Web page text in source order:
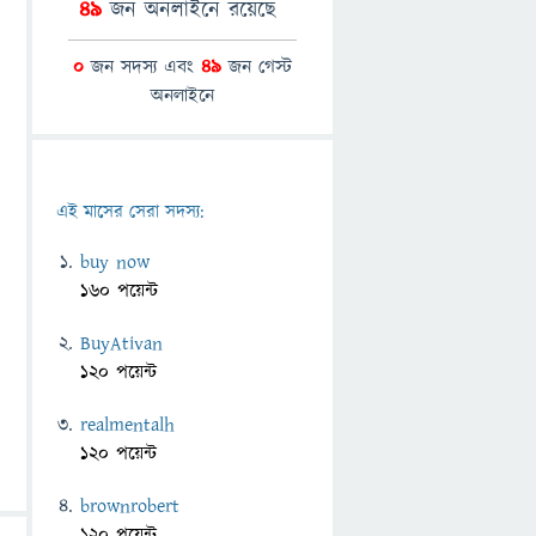
49 জন অনলাইনে রয়েছে
0 জন সদস্য এবং 49 জন গেস্ট
অনলাইনে
এই মাসের সেরা সদস্য:
buy now
160 পয়েন্ট
BuyAtivan
120 পয়েন্ট
realmentalh
120 পয়েন্ট
brownrobert